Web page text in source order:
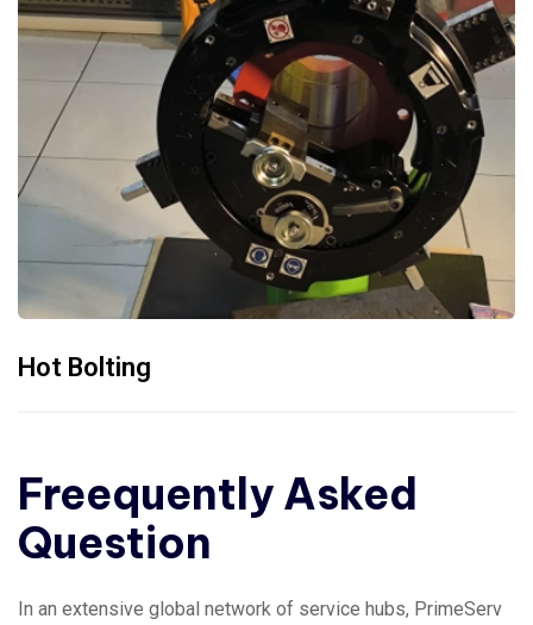
Hot Bolting
Freequently Asked
Question
In an extensive global network of service hubs, PrimeServ